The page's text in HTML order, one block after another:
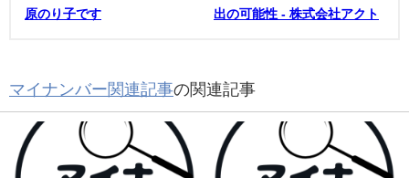
原のり子です
出の可能性 - 株式会社アクト
マイナンバー関連記事の関連記事